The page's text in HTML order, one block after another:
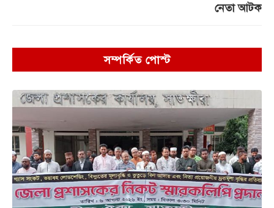
নেতা আটক
সম্পর্কিত পোস্ট